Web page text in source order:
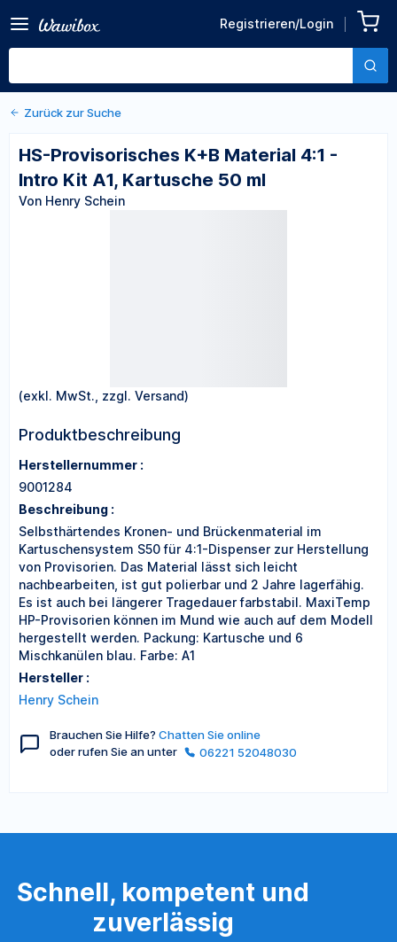
Registrieren/Login
Material 4:1 - Intro Kit A1,
Kartusche 50 ml
Von Henry Schein
Zurück zu den Produktdetails
Zurück zur Suche
HS-Provisorisches K+B Material 4:1 -
Intro Kit A1, Kartusche 50 ml
Von Henry Schein
(exkl. MwSt., zzgl. Versand)
Produktbeschreibung
Herstellernummer :
9001284
Beschreibung :
Selbsthärtendes Kronen- und Brückenmaterial im
Kartuschensystem S50 für 4:1-Dispenser zur Herstellung
von Provisorien. Das Material lässt sich leicht
nachbearbeiten, ist gut polierbar und 2 Jahre lagerfähig.
Es ist auch bei längerer Tragedauer farbstabil. MaxiTemp
HP-Provisorien können im Mund wie auch auf dem Modell
hergestellt werden. Packung: Kartusche und 6
Mischkanülen blau. Farbe: A1
Hersteller :
Henry Schein
Brauchen Sie Hilfe? Chatten Sie online
oder rufen Sie an unter
06221 52048030
Schnell, kompetent und
zuverlässig